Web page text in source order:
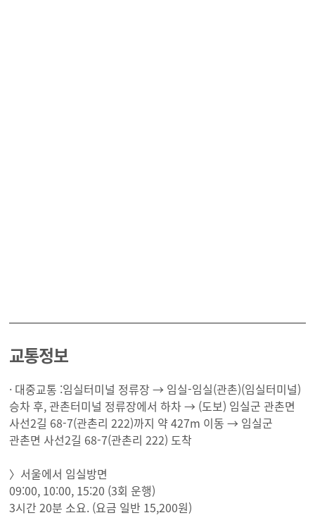
교통정보
· 대중교통 :임실터미널 정류장 → 임실-임실(관촌)(임실터미널)
승차 후, 관촌터미널 정류장에서 하차 → (도보) 임실군 관촌면
사선2길 68-7(관촌리 222)까지 약 427m 이동 → 임실군
관촌면 사선2길 68-7(관촌리 222) 도착
〉서울에서 임실방면
09:00, 10:00, 15:20 (3회 운행)
3시간 20분 소요. (요금 일반 15,200원)